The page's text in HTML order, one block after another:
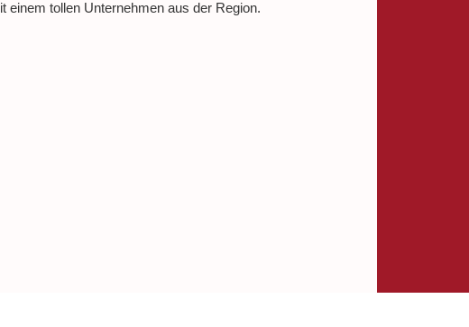
einem tollen Unternehmen aus der Region.